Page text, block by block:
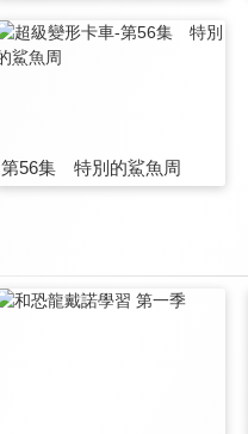
第56集 特別的鯊魚周